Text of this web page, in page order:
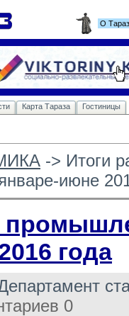
О
Карта Тараза Гостиницы
-> Итоги
июне
года
0